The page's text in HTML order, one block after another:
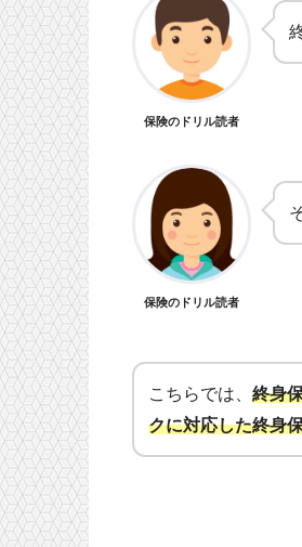
保険のドリル読者
保険のドリル読者
こちらでは、 終身
クに対応した終身